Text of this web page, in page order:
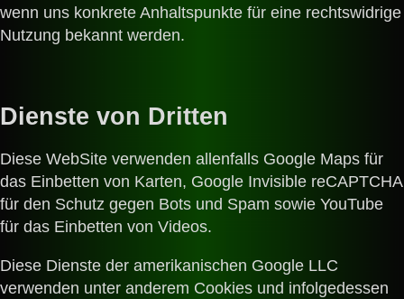
wenn uns konkrete Anhaltspunkte für eine rechtswidrige
Nutzung bekannt werden.
Dienste von Dritten
Diese WebSite verwenden allenfalls Google Maps für
das Einbetten von Karten, Google Invisible reCAPTCHA
für den Schutz gegen Bots und Spam sowie YouTube
für das Einbetten von Videos.
Diese Dienste der amerikanischen Google LLC
verwenden unter anderem Cookies und infolgedessen